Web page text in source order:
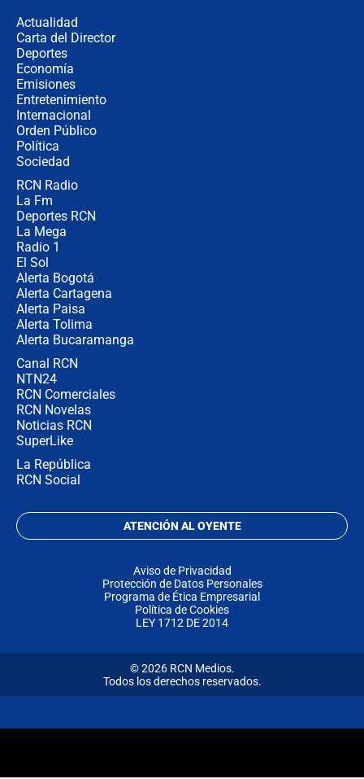
Actualidad
Carta del Director
Deportes
Economía
Emisiones
Entretenimiento
Internacional
Orden Público
Política
Sociedad
RCN Radio
La Fm
Deportes RCN
La Mega
Radio 1
El Sol
Alerta Bogotá
Alerta Cartagena
Alerta Paisa
Alerta Tolima
Alerta Bucaramanga
Canal RCN
NTN24
RCN Comerciales
RCN Novelas
Noticias RCN
SuperLike
La República
RCN Social
ATENCIÓN AL OYENTE
Aviso de Privacidad
Protección de Datos Personales
Programa de Ética Empresarial
Política de Cookies
LEY 1712 DE 2014
© 2026 RCN Medios.
Todos los derechos reservados.